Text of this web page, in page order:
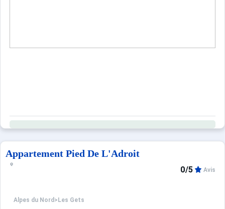
Appartement Pied De L'Adroit
Alpes du Nord > Les Gets
0/5 Avis